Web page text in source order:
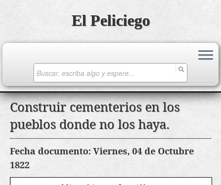
Saltar
contenido
El Peliciego
Construir cementerios en los
pueblos donde no los haya.
Fecha documento: Viernes, 04 de Octubre
1822